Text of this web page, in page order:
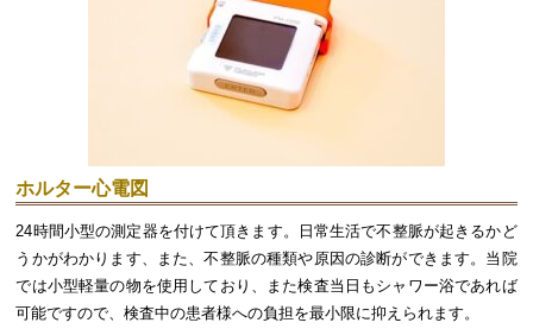
ホルター心電図
24時間小型の測定器を付けて頂きます。日常生活で不整脈が起きるかど
うかがわかります、また、不整脈の種類や原因の診断ができます。当院
では小型軽量の物を使用しており、また検査当日もシャワー浴であれば
可能ですので、検査中の患者様への負担を最小限に抑えられます。